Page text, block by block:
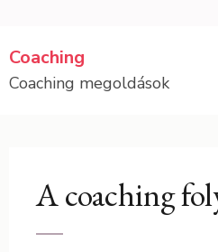
to
content
Coaching
Coaching megoldások
A coaching